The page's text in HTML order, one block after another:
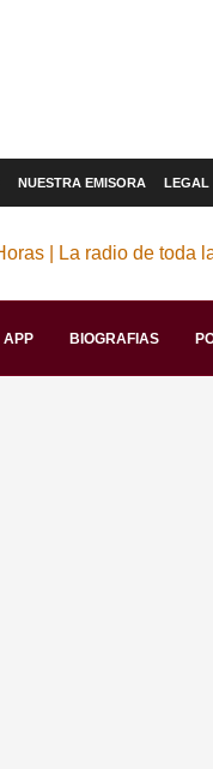
NUESTRA EMISORA LEGAL
APP BIOGRAFIAS